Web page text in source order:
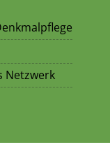
Netzwerk